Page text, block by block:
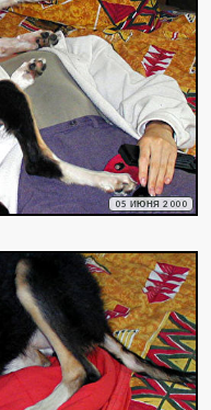
05 ИЮНЯ 2000